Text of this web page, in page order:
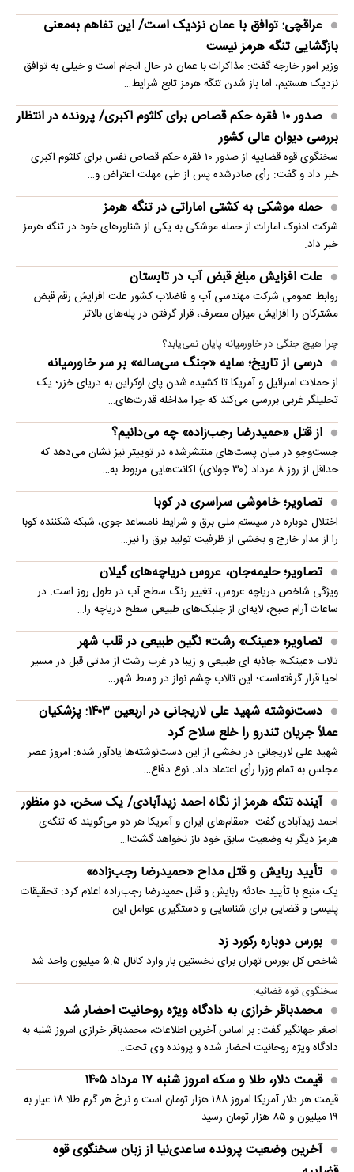
عراقچی: توافق با عمان نزدیک است/ این تفاهم به‌معنی
بازگشایی تنگه هرمز نیست
وزیر امور خارجه گفت: مذاکرات با عمان در حال انجام است و خیلی به توافق
نزدیک هستیم، اما باز شدن تنگه هرمز تابع شرایط…
صدور ۱۰ فقره حکم قصاص برای کلثوم اکبری/ پرونده در انتظار
بررسی دیوان عالی کشور
سخنگوی قوه قضاییه از صدور ۱۰ فقره حکم قصاص نفس برای کلثوم اکبری
خبر داد و گفت: رأی صادرشده پس از طی مهلت اعتراض و…
حمله موشکی به کشتی اماراتی در تنگه هرمز
شرکت ادنوک امارات از حمله موشکی به یکی از شناورهای خود در تنگه هرمز
خبر داد.
علت افزایش مبلغ قبض آب در تابستان
روابط عمومی شرکت مهندسی آب و فاضلاب کشور علت افزایش رقم قبض
مشترکان را افزایش میزان مصرف، قرار گرفتن در پله‌های بالاتر…
چرا هیچ جنگی در خاورمیانه پایان نمی‌یابد؟
درسی از تاریخ؛ سایه «جنگ سی‌ساله» بر سر خاورمیانه
از حملات اسرائیل و آمریکا تا کشیده شدن پای اوکراین به دریای خزر؛ یک
تحلیلگر غربی بررسی می‌کند که چرا مداخله قدرت‌های…
از قتل «حمیدرضا رجب‌زاده» چه می‌دانیم؟
جست‌وجو در میان پست‌های منتشرشده در توییتر نیز نشان می‌دهد که
حداقل از روز ۸ مرداد (۳۰ جولای) اکانت‌هایی مربوط به…
تصاویر؛ خاموشی سراسری در کوبا
اختلال دوباره در سیستم ملی برق و شرایط نامساعد جوی، شبکه شکننده کوبا
را از مدار خارج و بخشی از ظرفیت تولید برق را نیز…
تصاویر؛ حلیمه‌جان، عروس دریاچه‌های گیلان
ویژگی شاخص دریاچه عروس، تغییر رنگ سطح آب در طول روز است. در
ساعات آرام صبح، لایه‌ای از جلبک‌های طبیعی سطح دریاچه را…
تصاویر؛ «عینک» رشت؛ نگین طبیعی در قلب شهر
تالاب «عینک» جاذبه ای طبیعی و زیبا در غرب رشت از مدتی قبل در مسیر
احیا قرار گرفته‌است؛ این تالاب چشم نواز در وسط شهر…
دست‌نوشته شهید علی لاریجانی در اربعین ۱۴۰۳: پزشکیان
عملاً جریان تندرو را خلع سلاح کرد
شهید علی لاریجانی در بخشی از این دست‌نوشته‌ها یادآور شده: امروز عصر
مجلس به تمام وزرا رأی اعتماد داد. نوع دفاع…
آینده تنگه هرمز از نگاه احمد زیدآبادی/ یک سخن، دو منظور
احمد زیدآبادی گفت: «مقام‌های ایران و آمریکا هر دو می‌گویند که تنگه‌ی
هرمز دیگر به وضعیت سابق خود باز نخواهد گشت!…
تأیید ربایش و قتل مداح «حمیدرضا رجب‌زاده»
یک منبع با تأیید حادثه ربایش و قتل حمیدرضا رجب‌زاده اعلام کرد: تحقیقات
پلیسی و قضایی برای شناسایی و دستگیری عوامل این…
بورس دوباره رکورد زد
شاخص کل بورس تهران برای نخستین ‌بار وارد کانال ۵.۵ میلیون واحد شد
سخنگوی قوه قضائیه:
محمدباقر خرازی به دادگاه ویژه روحانیت احضار شد
اصغر جهانگیر گفت: بر اساس آخرین اطلاعات، محمدباقر خرازی امروز شنبه به
دادگاه ویژه روحانیت احضار شده و پرونده وی تحت…
قیمت دلار، طلا و سکه امروز شنبه ۱۷ مرداد ۱۴۰۵
قیمت هر دلار آمریکا امروز ۱۸۸ هزار تومان است و نرخ هر گرم طلا ۱۸ عیار به
۱۹ میلیون و ۸۵ هزار تومان رسید
آخرین وضعیت پرونده ساعدی‌نیا از زبان سخنگوی قوه